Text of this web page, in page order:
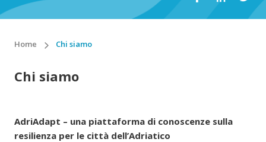
Home Chi siamo
Chi siamo
AdriAdapt – una piattaforma di conoscenze sulla
resilienza per le città dell’Adriatico